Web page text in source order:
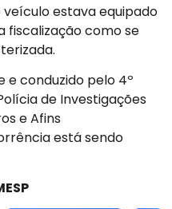
veículo estava equipado
fiscalização como se
conduzido pelo 4º
de Investigações
e Afins
está sendo